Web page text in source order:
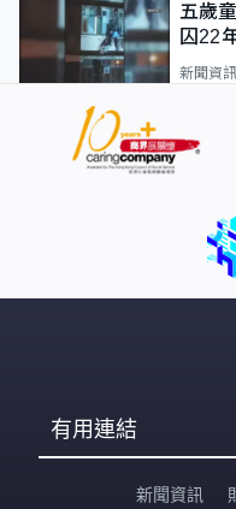
五歲
囚22
新聞資訊
有用連結
新聞資訊